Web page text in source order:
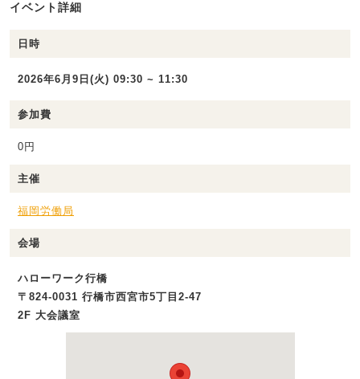
イベント詳細
日時
2026年6月9日(火) 09:30 ~ 11:30
参加費
0円
主催
福岡労働局
会場
ハローワーク行橋
〒824-0031 行橋市西宮市5丁目2-47
2F 大会議室